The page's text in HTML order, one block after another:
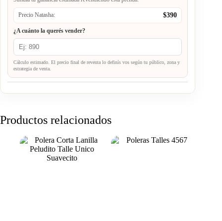
Precio Natasha: $390
¿A cuánto la querés vender?
Cálculo estimado. El precio final de reventa lo definís vos según tu público, zona y
estrategia de venta.
Productos relacionados